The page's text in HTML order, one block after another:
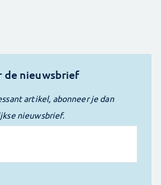
de nieuwsbrief
artikel, abonneer je dan
nieuwsbrief.